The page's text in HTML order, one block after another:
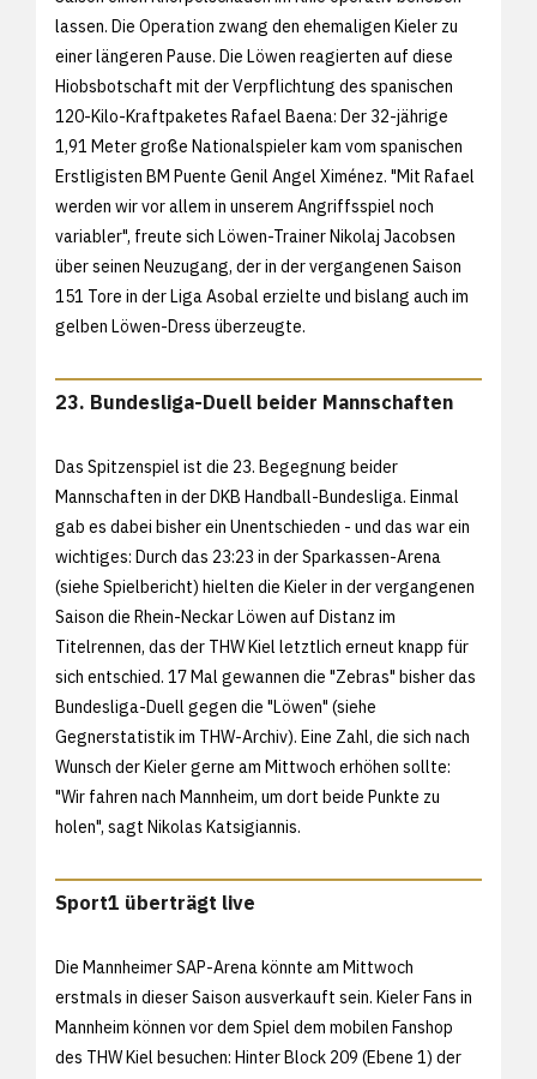
lassen. Die Operation zwang den ehemaligen Kieler zu
einer längeren Pause. Die Löwen reagierten auf diese
Hiobsbotschaft mit der Verpflichtung des spanischen
120-Kilo-Kraftpaketes Rafael Baena: Der 32-jährige
1,91 Meter große Nationalspieler kam vom spanischen
Erstligisten BM Puente Genil Angel Ximénez. "Mit Rafael
werden wir vor allem in unserem Angriffsspiel noch
variabler", freute sich Löwen-Trainer Nikolaj Jacobsen
über seinen Neuzugang, der in der vergangenen Saison
151 Tore in der Liga Asobal erzielte und bislang auch im
gelben Löwen-Dress überzeugte.
23. Bundesliga-Duell beider Mannschaften
Das Spitzenspiel ist die 23. Begegnung beider
Mannschaften in der DKB Handball-Bundesliga. Einmal
gab es dabei bisher ein Unentschieden - und das war ein
wichtiges: Durch das 23:23 in der Sparkassen-Arena
(siehe Spielbericht) hielten die Kieler in der vergangenen
Saison die Rhein-Neckar Löwen auf Distanz im
Titelrennen, das der THW Kiel letztlich erneut knapp für
sich entschied. 17 Mal gewannen die "Zebras" bisher das
Bundesliga-Duell gegen die "Löwen" (siehe
Gegnerstatistik im THW-Archiv). Eine Zahl, die sich nach
Wunsch der Kieler gerne am Mittwoch erhöhen sollte:
"Wir fahren nach Mannheim, um dort beide Punkte zu
holen", sagt Nikolas Katsigiannis.
Sport1 überträgt live
Die Mannheimer SAP-Arena könnte am Mittwoch
erstmals in dieser Saison ausverkauft sein. Kieler Fans in
Mannheim können vor dem Spiel dem mobilen Fanshop
des THW Kiel besuchen: Hinter Block 209 (Ebene 1) der